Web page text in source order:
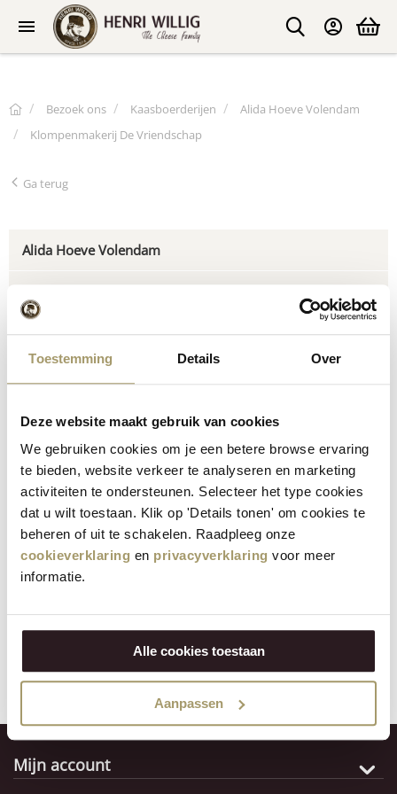
Toestemming Details Over
Deze website maakt gebruik van cookies
We gebruiken cookies om je een betere browse ervaring
te bieden, website verkeer te analyseren en marketing
activiteiten te ondersteunen. Selecteer het type cookies
dat u wilt toestaan. Klik op 'Details tonen' om cookies te
beheren of uit te schakelen. Raadpleeg onze
cookieverklaring en privacyverklaring voor meer
informatie.
Alle cookies toestaan
Aanpassen
Bezoek ons Kaasboerderijen
Alida Hoeve Volendam
Klompenmakerij De Vriendschap
Ga terug
Alida Hoeve Volendam
Klompenmakerij De Vriendschap
Klompenmakerij De
Vriendschap
Op de Alida-Hoeve kun je ook een bezoek brengen aan
Klompenboerderij De Vriendschap, direct naast de hoeve.
Vroeger liepen boeren en arbeiders op dit schoeisel van
populieren- of wilgenhout. Het klompenmaken is een
ambacht dat in Nederland nog altijd in hoog aanzien staat;
klomp te steken. Na de demonstratie kun je in de winkel
diverse gedecoreerde klompen bewonderen. Er zijn ook
andere souvenirs te verkrijgen. De toegang is gratis.
Mijn account